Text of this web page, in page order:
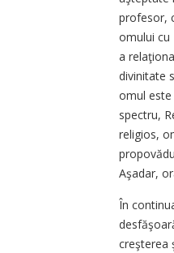
profesor,
omului cu
a
divinitate
omul este
spectru,
religios,
Aşadar,
În
creşterea